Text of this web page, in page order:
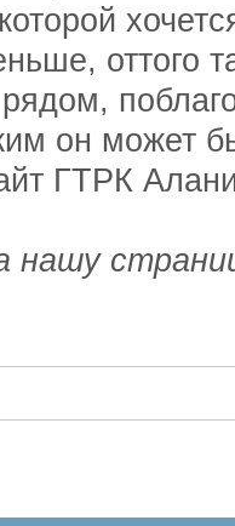
оттого
он может
ГТРК
нашу